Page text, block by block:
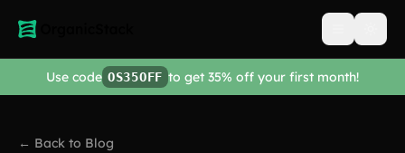
Open
Use code OS35OFF to get 35% off your first month!
← Back to Blog